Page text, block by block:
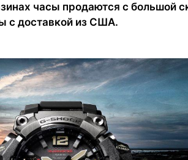
часы продаются с большой
с доставкой из США.